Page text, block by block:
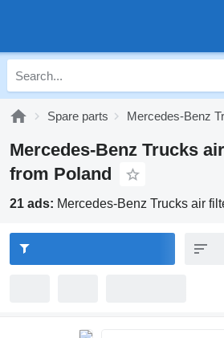
Spare parts Mercedes-Benz
Mercedes-Benz Trucks
from Poland
21 ads: Mercedes-Benz Trucks air